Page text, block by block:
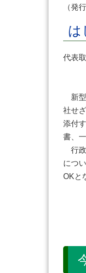
（発
は
代表
新型
社せ
添付
書、
行政
につ
OKと